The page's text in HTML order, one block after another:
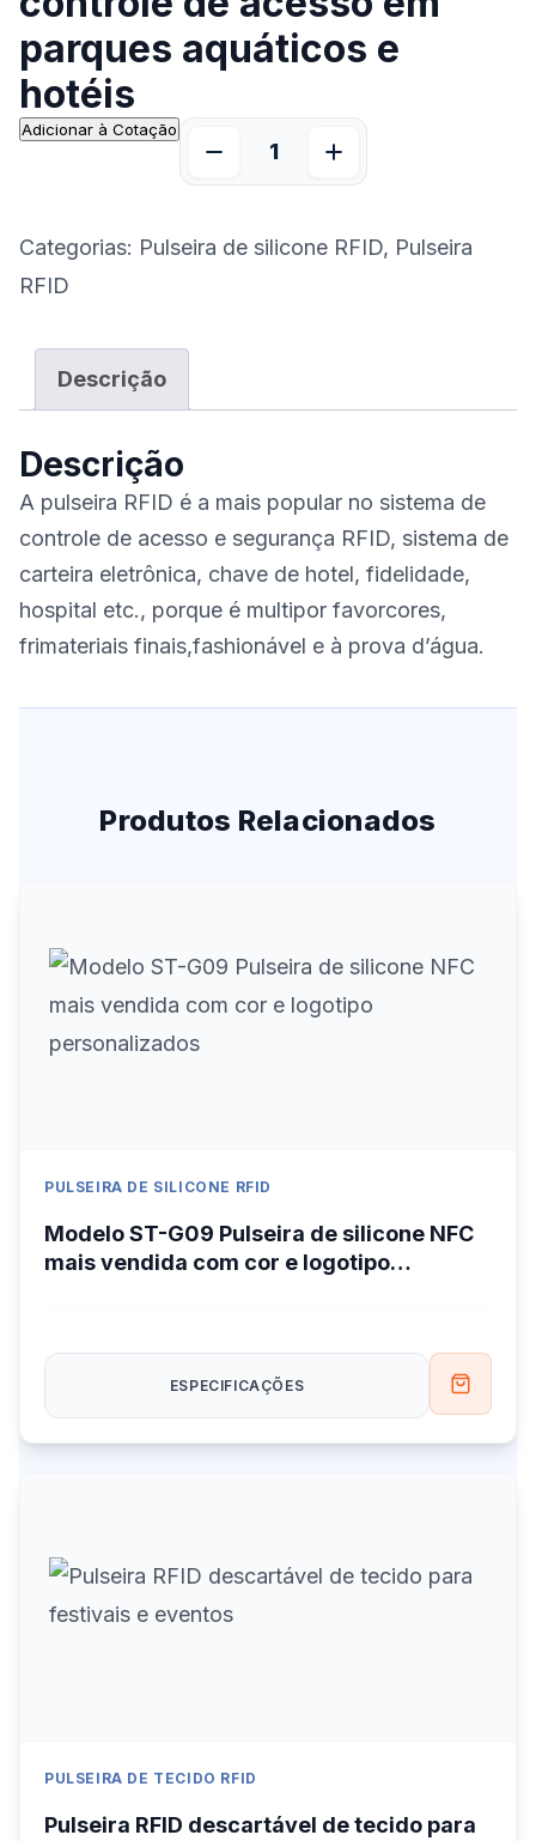
parques aquáticos e
hotéis
Adicionar à Cotação
Categorias: Pulseira de silicone RFID, Pulseira
RFID
Descrição
Descrição
A pulseira RFID é a mais popular no sistema de
controle de acesso e segurança RFID, sistema de
carteira eletrônica, chave de hotel, fidelidade,
hospital etc., porque é multipor favorcores,
frimateriais finais,fashionável e à prova d’água.
Produtos Relacionados
PULSEIRA DE SILICONE RFID
Modelo ST-G09 Pulseira de silicone NFC
mais vendida com cor e logotipo
ESPECIFICAÇÕES
PULSEIRA DE TECIDO RFID
Pulseira RFID descartável de tecido para